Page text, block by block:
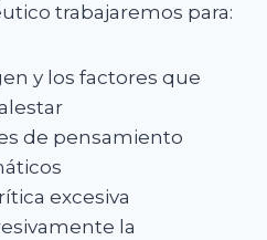
trabajaremos para:
y los factores que
de pensamiento
excesiva
la